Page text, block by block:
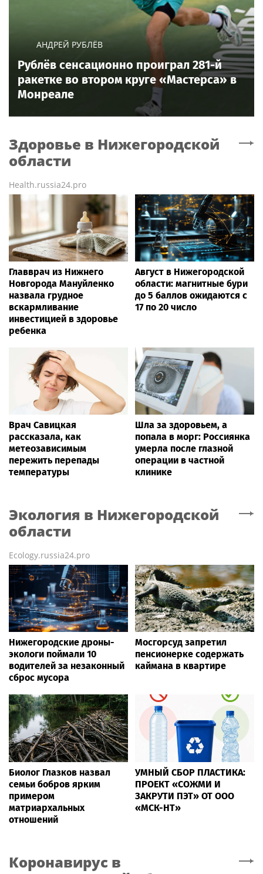
АНДРЕЙ РУБЛЁВ
Рублёв сенсационно проиграл 281-й
ракетке во втором круге «Мастерса» в
Монреале
Здоровье в Нижегородской
области
Health.russia24.pro
Главврач из Нижнего
Новгорода Мануйленко
назвала грудное
вскармливание
инвестицией в здоровье
ребенка
Август в Нижегородской
области: магнитные бури
до 5 баллов ожидаются с
17 по 20 число
Врач Савицкая
рассказала, как
метеозависимым
пережить перепады
температуры
Шла за здоровьем, а
попала в морг: Россиянка
умерла после глазной
операции в частной
клинике
Экология в Нижегородской
области
Ecology.russia24.pro
Нижегородские дроны-
экологи поймали 10
водителей за незаконный
сброс мусора
Мосгорсуд запретил
пенсионерке содержать
каймана в квартире
Биолог Глазков назвал
семьи бобров ярким
примером
матриархальных
отношений
УМНЫЙ СБОР ПЛАСТИКА:
ПРОЕКТ «СОЖМИ И
ЗАКРУТИ ПЭТ» ОТ ООО
«МСК-НТ»
Коронавирус в